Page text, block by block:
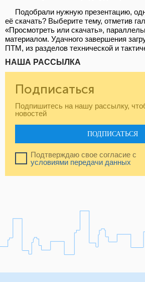
Подобрали нужную презентацию,
её скачать? Выберите тему, отметив
«Просмотреть или скачать»,
материалом. Удачного завершения
ПТМ, из разделов технической и
НАША РАССЫЛКА
Подписаться
Подпишитесь на нашу рассылку,
новостей
ПОДПИСАТЬСЯ
Подтверждаю свое согласие с
условиями передачи данных